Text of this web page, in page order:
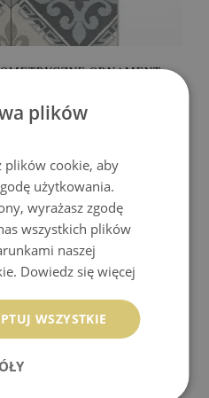
ORNAMENT
zł KUP
plików
plików cookie, aby
użytkowania.
wyrażasz zgodę
wszystkich plików
naszej
Dowiedz się więcej
WSZYSTKIE